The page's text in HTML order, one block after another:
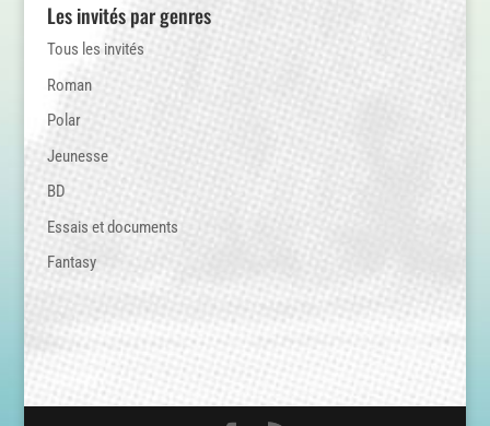
Les invités par genres
Tous les invités
Roman
Polar
Jeunesse
BD
Essais et documents
Fantasy